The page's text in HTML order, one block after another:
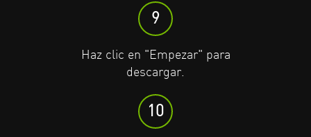
9
Haz clic en "Empezar" para
descargar.
10
Disfruta de una suscripción
Creative Cloud All Apps.
Disfruta de una suscripción
Creative Cloud All Apps.